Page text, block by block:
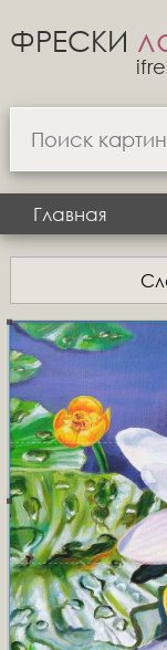
ФРЕСКИ
Главная